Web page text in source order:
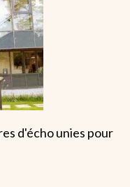
d'écho unies pour